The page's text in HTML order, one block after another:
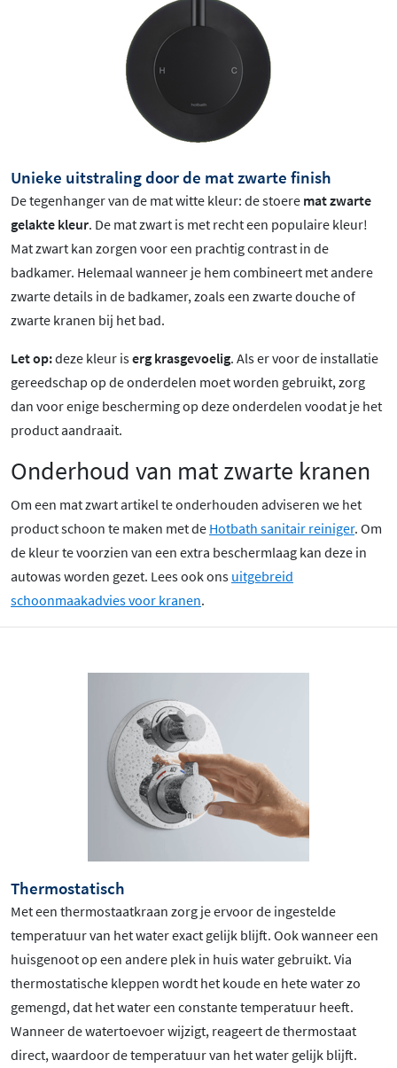
Unieke uitstraling door de mat zwarte finish
De tegenhanger van de mat witte kleur: de stoere mat zwarte
gelakte kleur. De mat zwart is met recht een populaire kleur!
Mat zwart kan zorgen voor een prachtig contrast in de
badkamer. Helemaal wanneer je hem combineert met andere
zwarte details in de badkamer, zoals een zwarte douche of
zwarte kranen bij het bad.
Let op:deze kleur iserg krasgevoelig. Als er voor de installatie
gereedschap op de onderdelen moet worden gebruikt, zorg
dan voor enige bescherming op deze onderdelen voodat je het
product aandraait.
Onderhoud van mat zwarte kranen
Om een mat zwart artikel te onderhouden adviseren we het
product schoon te maken met de Hotbath sanitair reiniger. Om
de kleur te voorzien van een extra beschermlaag kan deze in
autowas worden gezet. Lees ook ons uitgebreid
schoonmaakadvies voor kranen.
Thermostatisch
Met een thermostaatkraan zorg je ervoor de ingestelde
temperatuur van het water exact gelijk blijft. Ook wanneer een
huisgenoot op een andere plek in huis water gebruikt. Via
thermostatische kleppen wordt het koude en hete water zo
gemengd, dat het water een constante temperatuur heeft.
Wanneer de watertoevoer wijzigt, reageert de thermostaat
direct, waardoor de temperatuur van het water gelijk blijft.